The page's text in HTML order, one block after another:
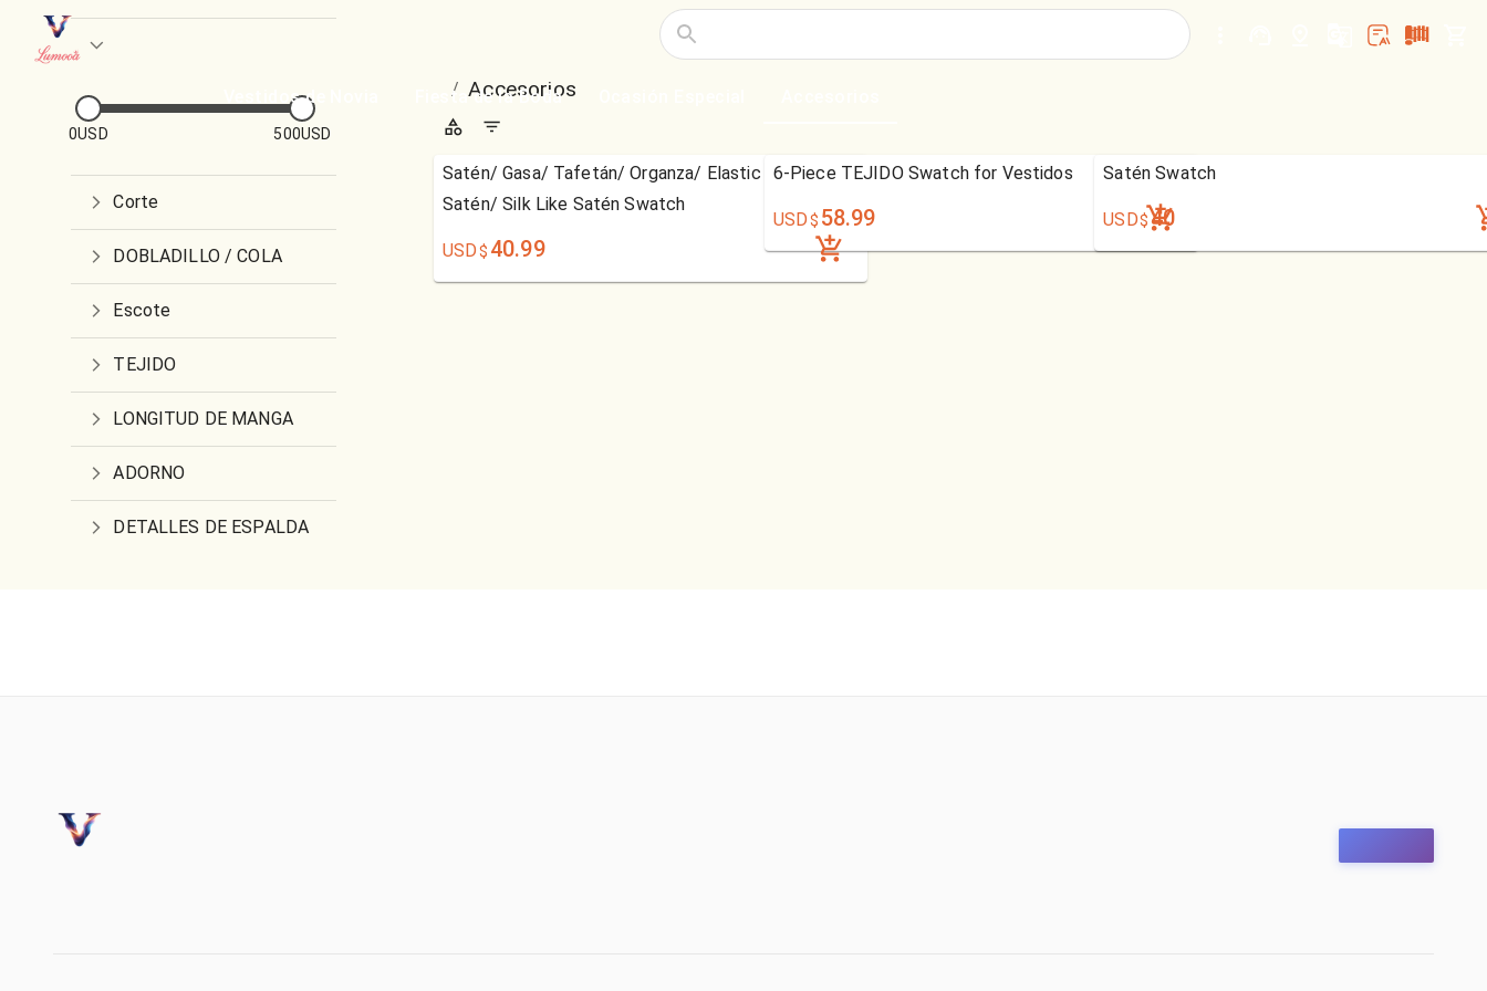
Vestidos de Novia Fiesta de la Boda
0USD 500USD
Corte
DOBLADILLO / COLA
Escote
TEJIDO
LONGITUD DE MANGA
ADORNO
DETALLES DE ESPALDA
/ Accesorios
Satén/ Gasa/ Tafetán/ Organza/ Elastic Woven
Satén/ Silk Like Satén Swatch
USD$ 40.99
6-Piece TEJIDO Swatch for Vestidos
USD$ 58.99
Satén Swatch
USD$ 40